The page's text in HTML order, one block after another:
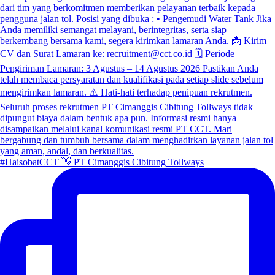
#HaisobatCCT 👋 PT Cimanggis Cibitung Tollways